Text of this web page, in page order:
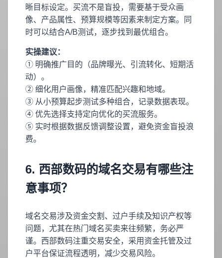
晰目标设定。买流不是盲投，需要基于受众画
像、产品属性、预算规模等因素来制定方案。同
时可以结合A/B测试，逐步找到最优组合。
实操建议：
① 明确推广目的（品牌曝光、引流转化、短期活
动）。
② 细化用户画像，精准匹配兴趣和地域。
③ 从小预算起步测试多种组合，记录数据表现。
④ 优先选择支持定向优化的买流服务。
⑤ 实时根据数据反馈调整设置，避免资金盲投浪
费。
6. 西部数码的域名交易有哪些注
意事项？
域名交易涉及资金交割、过户手续及知识产权等
问题，尤其在热门域名买卖来往频繁，务必严
谨。西部数码注重交易安全，采用资金托管及过
户平台保证流程透明，减少交易风险。